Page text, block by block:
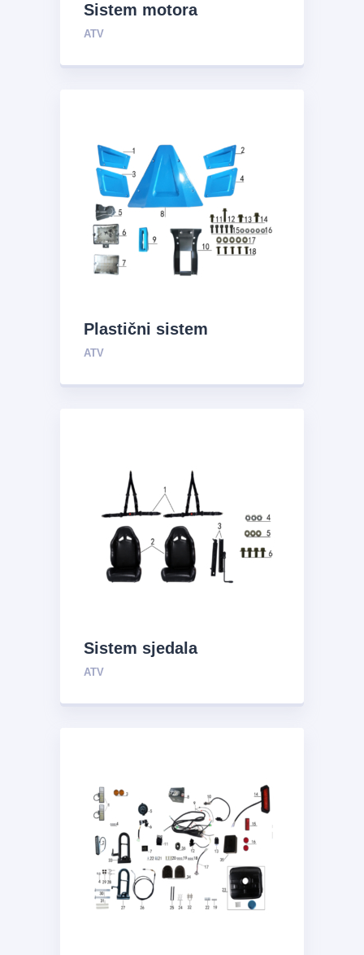
Sistem motora
ATV
Plastični sistem
ATV
Sistem sjedala
ATV